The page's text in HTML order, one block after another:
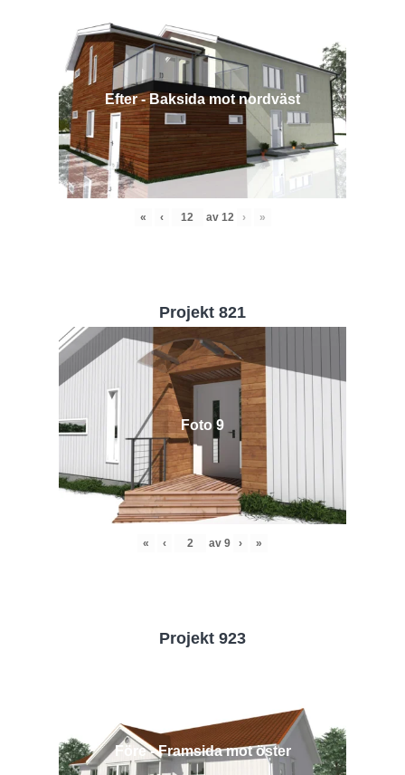
Efter - Baksida mot nordväst
« ‹ av 12 › »
Projekt 821
Foto 9
« ‹ av 9 › »
Projekt 923
Före - Framsida mot öster